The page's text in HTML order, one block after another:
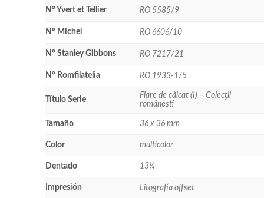
Nº Yvert et Tellier RO 5585/9
Nº Michel RO 6606/10
Nº Stanley Gibbons RO 7217/21
Nº Romfilatelia RO 1933-1/5
Título Serie
Fiare de cãlcat (I) – Colecţii
româneşti
Tamaño 36 x 36 mm
Color multicolor
Dentado 13¼
Impresión Litografía offset